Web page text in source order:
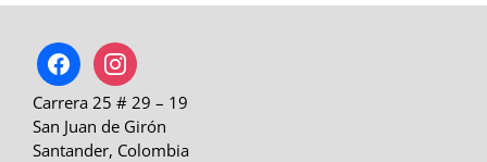
facebookinstagram
Carrera 25 # 29 – 19
San Juan de Girón
Santander, Colombia